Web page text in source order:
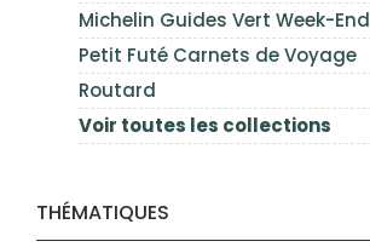
Michelin Guides Vert Week-End
Petit Futé Carnets de Voyage
Routard
Voir toutes les collections
THÉMATIQUES